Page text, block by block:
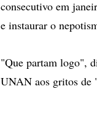
consecutivo em
e instaurar o
"Que partam logo",
UNAN aos gritos de